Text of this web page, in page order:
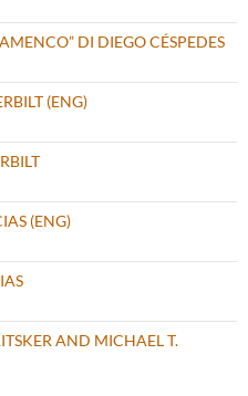
DI DIEGO CÉSPEDES
(ENG)
(ENG)
AND MICHAEL T.